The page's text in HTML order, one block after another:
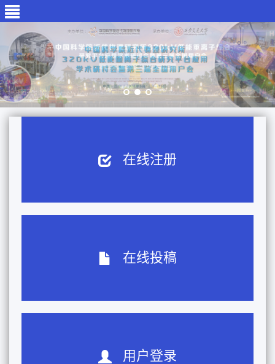
在线注册
在线投稿
用户登录